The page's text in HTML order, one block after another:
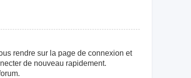
rendre sur la page de connexion et
de nouveau rapidement.